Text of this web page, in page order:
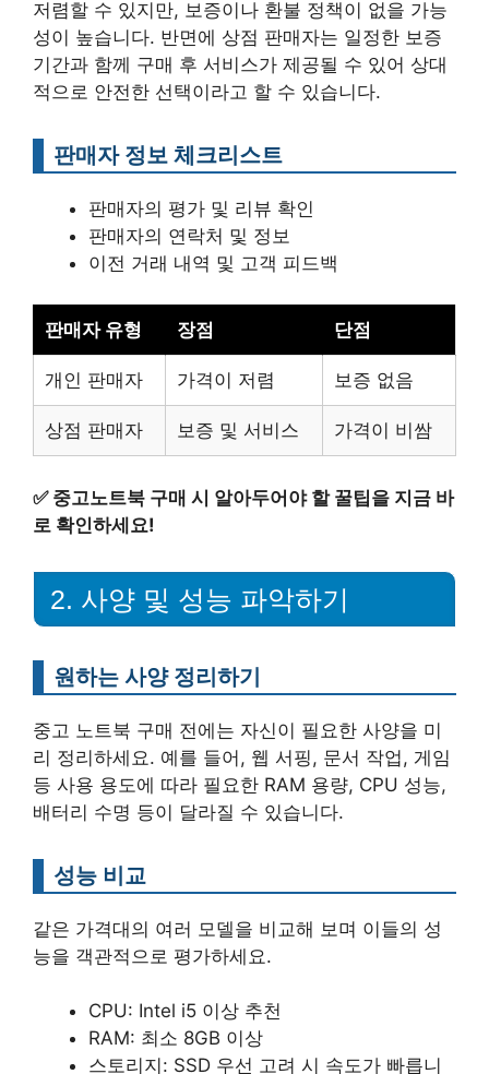
저렴할 수 있지만, 보증이나 환불 정책이 없을 가능
성이 높습니다. 반면에 상점 판매자는 일정한 보증
기간과 함께 구매 후 서비스가 제공될 수 있어 상대
적으로 안전한 선택이라고 할 수 있습니다.
판매자 정보 체크리스트
판매자의 평가 및 리뷰 확인
판매자의 연락처 및 정보
이전 거래 내역 및 고객 피드백
판매자 유형 장점 단점
개인 판매자 가격이 저렴 보증 없음
상점 판매자 보증 및 서비스 가격이 비쌈
✅ 중고노트북 구매 시 알아두어야 할 꿀팁을 지금 바
로 확인하세요!
2. 사양 및 성능 파악하기
원하는 사양 정리하기
중고 노트북 구매 전에는 자신이 필요한 사양을 미
리 정리하세요. 예를 들어, 웹 서핑, 문서 작업, 게임
등 사용 용도에 따라 필요한 RAM 용량, CPU 성능,
배터리 수명 등이 달라질 수 있습니다.
성능 비교
같은 가격대의 여러 모델을 비교해 보며 이들의 성
능을 객관적으로 평가하세요.
CPU: Intel i5 이상 추천
RAM: 최소 8GB 이상
스토리지: SSD 우선 고려 시 속도가 빠릅니